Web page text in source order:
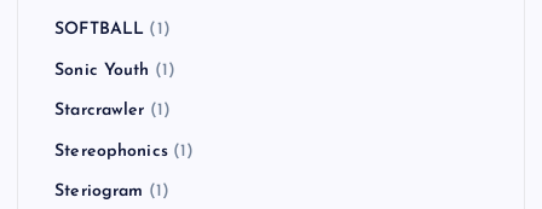
SOFTBALL (1)
Sonic Youth (1)
Starcrawler (1)
Stereophonics(1)
Steriogram (1)